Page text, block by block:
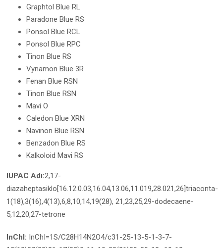
Graphtol Blue RL
Paradone Blue RS
Ponsol Blue RCL
Ponsol Blue RPC
Tinon Blue RS
Vynamon Blue 3R
Fenan Blue RSN
Tinon Blue RSN
Mavi O
Caledon Blue XRN
Navinon Blue RSN
Benzadon Blue RS
Kalkoloid Mavi RS
IUPAC Adı:2,17-
diazaheptasiklo[16.12.0.03,16.04,13.06,11.019,28.021,26]triaconta-
1(18),3(16),4(13),6,8,10,14,19(28), 21,23,25,29-dodecaene-
5,12,20,27-tetrone
InChI: InChI=1S/C28H14N2O4/c31-25-13-5-1-3-7-